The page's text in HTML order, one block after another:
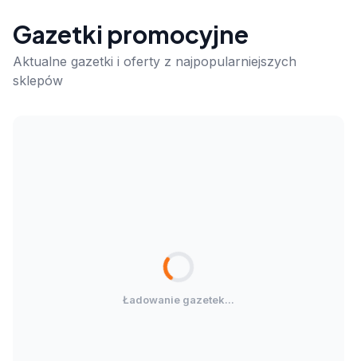
Gazetki promocyjne
Aktualne gazetki i oferty z najpopularniejszych
sklepów
Ładowanie gazetek...